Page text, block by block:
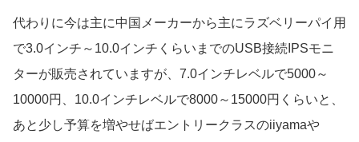
代わりに今は主に中国メーカーから主にラズベリーパイ用
で3.0インチ～10.0インチくらいまでのUSB接続IPSモニ
ターが販売されていますが、7.0インチレベルで5000～
10000円、10.0インチレベルで8000～15000円くらいと、
あと少し予算を増やせばエントリークラスのiiyamaや